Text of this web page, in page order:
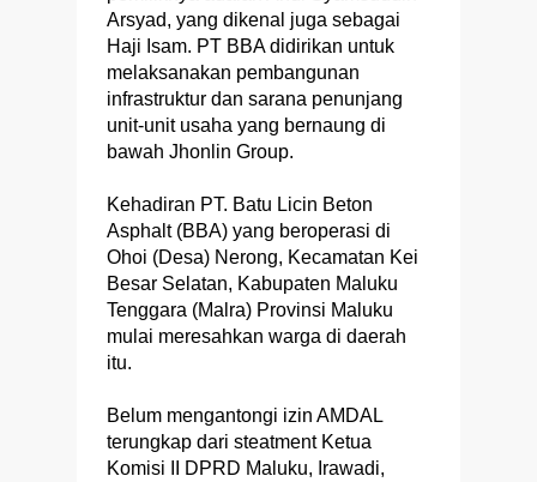
Arsyad, yang dikenal juga sebagai
Haji Isam. PT BBA didirikan untuk
melaksanakan pembangunan
infrastruktur dan sarana penunjang
unit-unit usaha yang bernaung di
bawah Jhonlin Group.
Kehadiran PT. Batu Licin Beton
Asphalt (BBA) yang beroperasi di
Ohoi (Desa) Nerong, Kecamatan Kei
Besar Selatan, Kabupaten Maluku
Tenggara (Malra) Provinsi Maluku
mulai meresahkan warga di daerah
itu.
Belum mengantongi izin AMDAL
terungkap dari steatment Ketua
Komisi II DPRD Maluku, Irawadi,